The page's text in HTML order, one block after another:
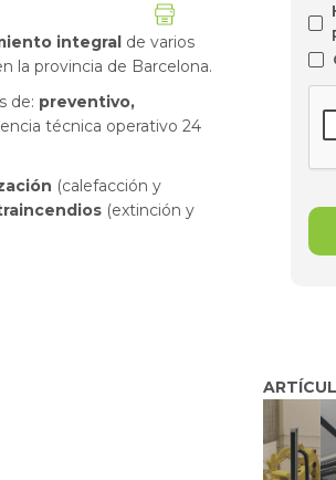
integral de varios
la provincia de Barcelona.
de: preventivo,
técnica operativo 24
(calefacción y
(extinción y